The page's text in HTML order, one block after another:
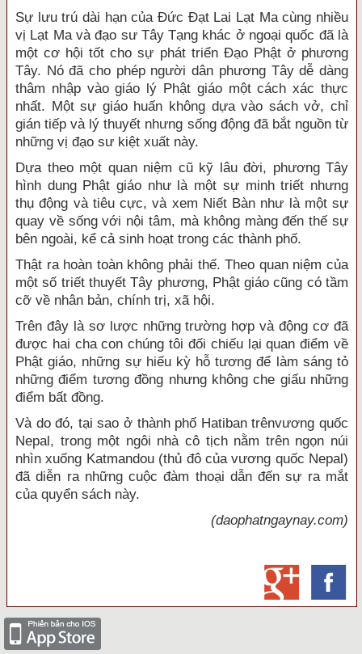
Sự lưu trú dài hạn của Đức Đạt Lai Lạt Ma cùng nhiều
vị Lạt Ma và đạo sư Tây Tạng khác ở ngoại quốc đã là
một cơ hội tốt cho sự phát triển Đạo Phật ở phương
Tây. Nó đã cho phép người dân phương Tây dễ dàng
thâm nhập vào giáo lý Phật giáo một cách xác thực
nhất. Một sự giáo huấn không dựa vào sách vở, chỉ
gián tiếp và lý thuyết nhưng sống động đã bắt nguồn từ
những vị đạo sư kiệt xuất này.
Dựa theo một quan niệm cũ kỹ lâu đời, phương Tây
hình dung Phật giáo như là một sự minh triết nhưng
thụ động và tiêu cực, và xem Niết Bàn như là một sự
quay về sống với nội tâm, mà không màng đến thế sự
bên ngoài, kể cả sinh hoạt trong các thành phố.
Thật ra hoàn toàn không phải thế. Theo quan niệm của
một số triết thuyết Tây phương, Phật giáo cũng có tầm
cỡ về nhân bản, chính trị, xã hội.
Trên đây là sơ lược những trường hợp và động cơ đã
được hai cha con chúng tôi đối chiếu lại quan điểm về
Phật giáo, những sự hiếu kỳ hỗ tương để làm sáng tỏ
những điểm tương đồng nhưng không che giấu những
điểm bất đồng.
Và do đó, tại sao ở thành phố Hatiban trênvương quốc
Nepal, trong một ngôi nhà cô tịch nằm trên ngọn núi
nhìn xuống Katmandou (thủ đô của vương quốc Nepal)
đã diễn ra những cuộc đàm thoại dẫn đến sự ra mắt
của quyển sách này.
(daophatngaynay.com)